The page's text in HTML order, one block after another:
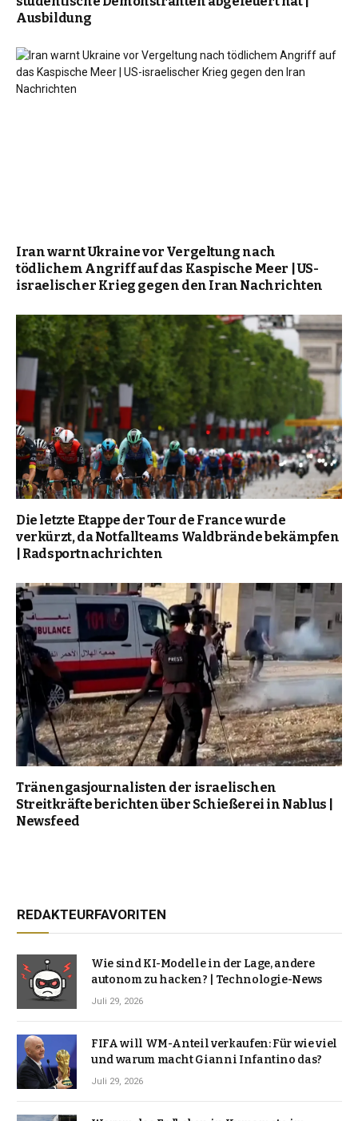
Ausbildung
Iran warnt Ukraine vor Vergeltung nach
tödlichem Angriff auf das Kaspische Meer | US-
israelischer Krieg gegen den Iran Nachrichten
Die letzte Etappe der Tour de France wurde
verkürzt, da Notfallteams Waldbrände bekämpfen
| Radsportnachrichten
Tränengasjournalisten der israelischen
Streitkräfte berichten über Schießerei in Nablus |
Newsfeed
REDAKTEURFAVORITEN
Wie sind KI-Modelle in der Lage, andere
autonom zu hacken? | Technologie-News
Juli 29, 2026
FIFA will WM-Anteil verkaufen: Für wie viel
und warum macht Gianni Infantino das?
Juli 29, 2026